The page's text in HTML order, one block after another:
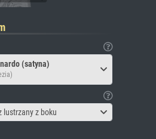
(satyna)
lustrzany z boku